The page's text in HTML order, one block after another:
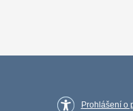
Prohlášení o